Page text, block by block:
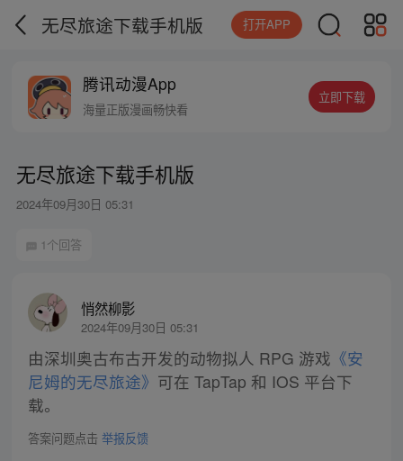
无尽旅途下载手机版 打开APP
腾讯动漫App
海量正版漫画畅快看
立即下载
无尽旅途下载手机版
2024年09月30日 05:31
1个回答
悄然柳影
2024年09月30日 05:31
由深圳奥古布古开发的动物拟人 RPG 游戏 《安
尼姆的无尽旅途》 可在 TapTap 和 IOS 平台下
载。
答案问题点击 举报反馈